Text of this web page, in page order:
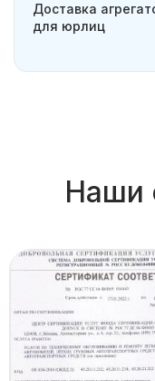
Доставка
для юрлиц
Наши